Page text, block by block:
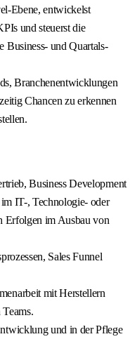
Ebene, entwickelst
und steuerst die
Business- und Quartals-
Branchenentwicklungen
Chancen zu erkennen
Business Development
IT-, Technologie- oder
Erfolgen im Ausbau von
Sales Funnel
mit Herstellern
und in der Pflege